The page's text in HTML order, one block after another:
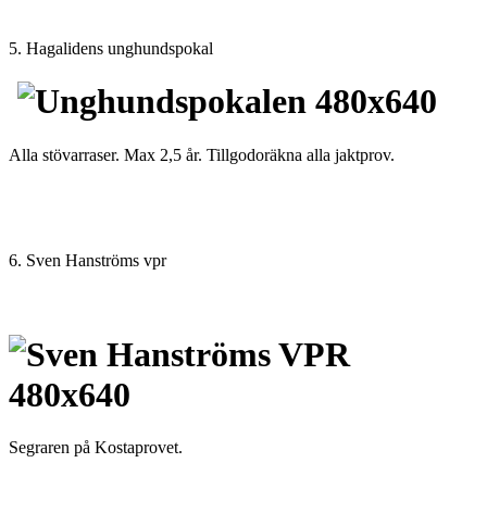
5. Hagalidens unghundspokal
Alla stövarraser. Max 2,5 år. Tillgodoräkna alla jaktprov.
6. Sven Hanströms vpr
Segraren på Kostaprovet.